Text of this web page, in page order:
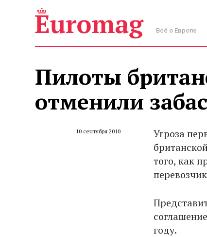
Всё о Европе
Пилоты
отменили
10 сентября 2010
Угроза
того, как
году.